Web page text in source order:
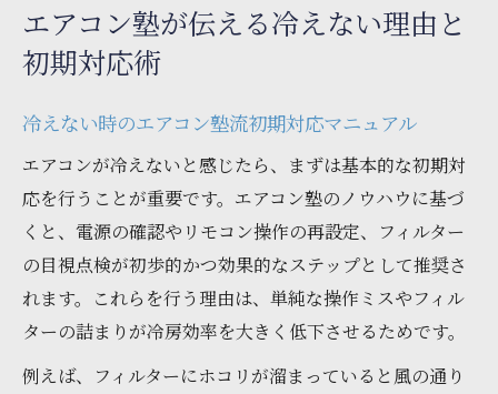
エアコン塾が伝える冷えない理由と
初期対応術
冷えない時のエアコン塾流初期対応マニュアル
エアコンが冷えないと感じたら、まずは基本的な初期対
応を行うことが重要です。エアコン塾のノウハウに基づ
くと、電源の確認やリモコン操作の再設定、フィルター
の目視点検が初歩的かつ効果的なステップとして推奨さ
れます。これらを行う理由は、単純な操作ミスやフィル
ターの詰まりが冷房効率を大きく低下させるためです。
例えば、フィルターにホコリが溜まっていると風の通り